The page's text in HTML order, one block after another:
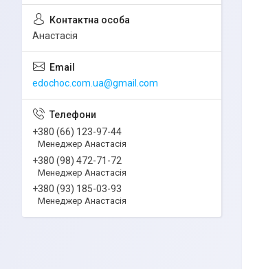
Анастасія
edochoc.com.ua@gmail.com
+380 (66) 123-97-44
Менеджер Анастасія
+380 (98) 472-71-72
Менеджер Анастасія
+380 (93) 185-03-93
Менеджер Анастасія